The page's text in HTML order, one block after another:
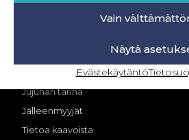
Vain
Näytä
Evästekäytäntö
OMA TILI – KIRJAUTUMINEN
Jujunan tarina
Jälleenmyyjät
Tietoa kaavoista